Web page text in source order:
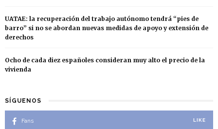
UATAE: la recuperación del trabajo autónomo tendrá “pies de
barro” si no se abordan nuevas medidas de apoyo y extensión de
derechos
Ocho de cada diez españoles consideran muy alto el precio de la
vivienda
SÍGUENOS
Fans LIKE